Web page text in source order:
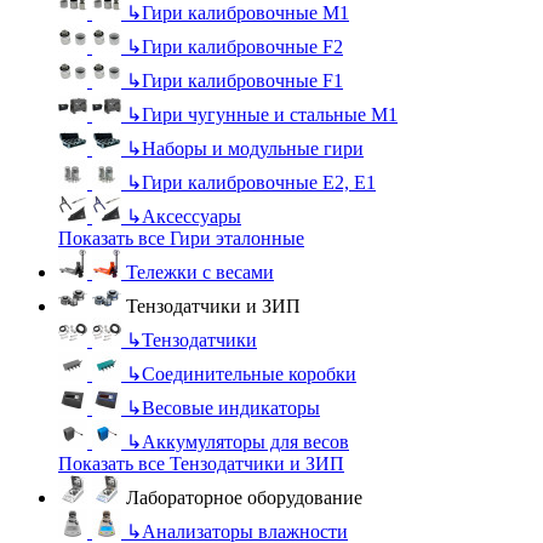
↳Гири калибровочные М1
↳Гири калибровочные F2
↳Гири калибровочные F1
↳Гири чугунные и стальные М1
↳Наборы и модульные гири
↳Гири калибровочные E2, Е1
↳Аксессуары
Показать все Гири эталонные
Тележки с весами
Тензодатчики и ЗИП
↳Тензодатчики
↳Соединительные коробки
↳Весовые индикаторы
↳Аккумуляторы для весов
Показать все Тензодатчики и ЗИП
Лабораторное оборудование
↳Анализаторы влажности